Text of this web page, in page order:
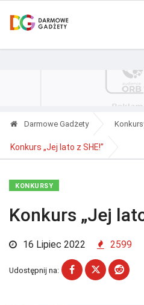
Darmowe Gadżety
Konkurs „Jej lato z SHE!”
KONKURSY
Konkurs „Jej
16 Lipiec 2022 2599
Udostępnij na: